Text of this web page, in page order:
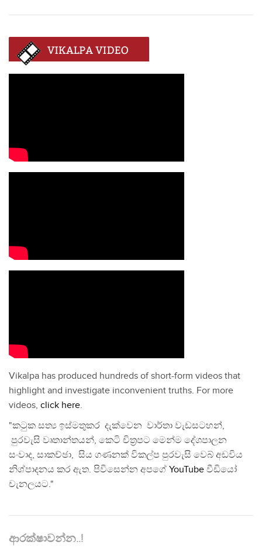
Vikalpa has produced hundreds of short-form videos that
highlight and investigate inconvenient truths. For more
videos, click here.
"කටුක සත්‍ය ඉස්මතුකර දැක්වෙන වාර්තා වැඩසටහන්,
පුරවැසි වෘතාන්තයන්, කෙටි චිත්‍රපට මෙන්ම දේශපාලන
සංවාද, සාකච්ඡා, සිය ගණනක් විකල්ප පුරවැසි වෙබ් අඩවිය
නිශ්පාදනය කර ඇත. පිවිසෙන්න අපගේ YouTube වීඩියෝ
චැනලයට."
ආරක්ෂාවන්න..!